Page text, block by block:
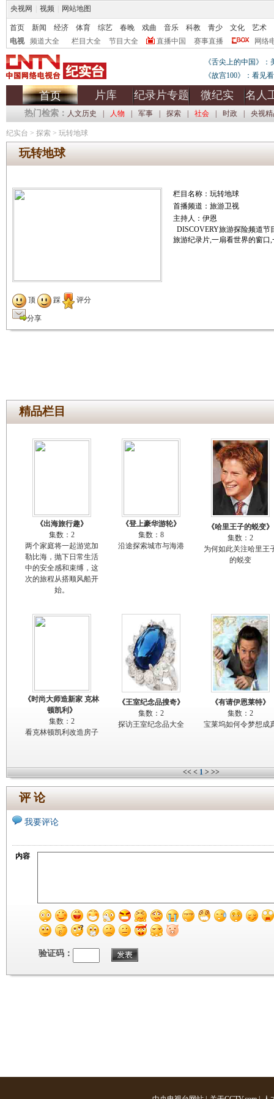
央视网 视频 网站地图
首页 新闻 经济 体育 综艺 春晚 戏曲 音乐 科教 青少 文化
艺术
电视
频道大全 栏目大全 节目大全 直播中国 赛事直播 网络
《舌尖上的中国》
《故宫100》：看见
首页 片库 纪录片专题 微纪实 名人
热门检索： 人文历史 人物 军事 探索 社会 时政 央视
纪实台 > 探索 > 玩转地球
玩转地球
顶 踩 评分
分享
栏目名称：玩转地球
首播频道：旅游卫视
主持人：伊恩
DISCOVERY旅游探险频道
旅游纪录片,一扇看世界的窗口
精品栏目
《出海旅行趣》
集数：2
两个家庭将一起游览加
勒比海，抛下日常生活
中的安全感和束缚，这
次的旅程从搭顺风船开
始。
《登上豪华游轮》
集数：8
沿途探索城市与海港
《哈里王子的蜕变》
集数：2
为何如此关注哈里王
的蜕变
《时尚大师造新家 克林
顿凯利》
集数：2
看克林顿凯利改造房子
《王室纪念品搜奇》
集数：2
探访王室纪念品大全
《有请伊恩莱特》
集数：2
宝莱坞如何令梦想成
<< < 1 > >>
评 论
我要评论
内容
验证码：